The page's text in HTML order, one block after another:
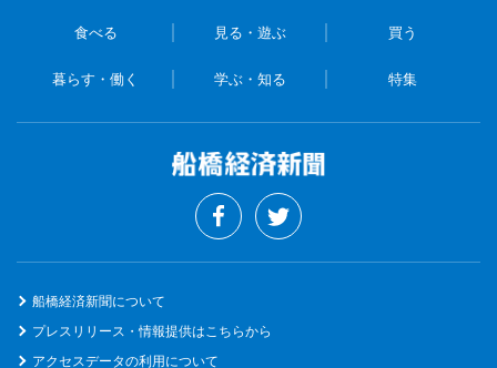
食べる 見る・遊ぶ 買う
暮らす・働く 学ぶ・知る 特集
船橋経済新聞について
プレスリリース・情報提供はこちらから
アクセスデータの利用について